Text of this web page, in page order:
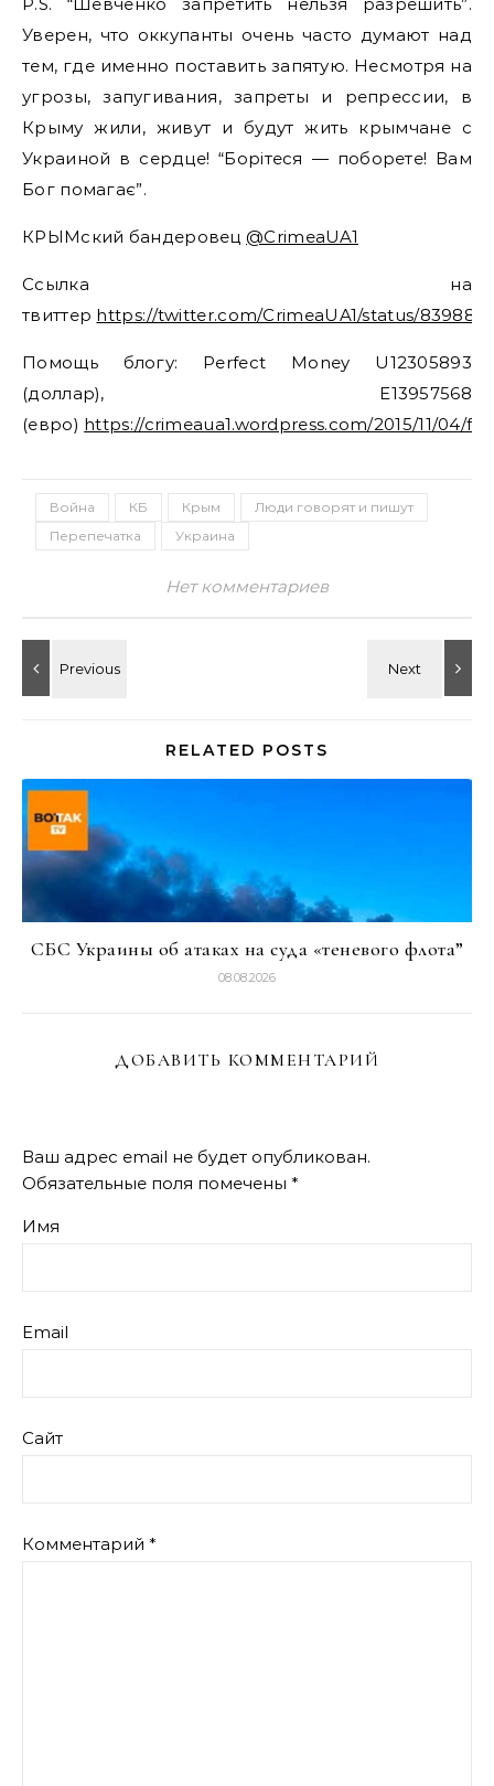
Уверен, что оккупанты очень часто думают над
тем, где именно поставить запятую. Несмотря на
угрозы, запугивания, запреты и репрессии, в
Крыму жили, живут и будут жить крымчане с
Украиной в сердце! “Борітеся — поборете! Вам
Бог помагає”.
КРЫМский бандеровец @CrimeaUA1
Ссылка на
твиттер https://twitter.com/CrimeaUA1/status/
Помощь блогу: Perfect Money U12305893
(доллар), E13957568
(евро) https://crimeaua1.wordpress.com/2015/11/04/
Война КБ Крым
Люди говорят и пишут
Перепечатка
Украина
Нет комментариев
RELATED POSTS
СБС Украины об атаках на суда «теневого флота”
08.08.2026
ДОБАВИТЬ КОММЕНТАРИЙ
Ваш адрес email не будет опубликован.
Обязательные поля помечены *
Имя
Email
Сайт
Комментарий *